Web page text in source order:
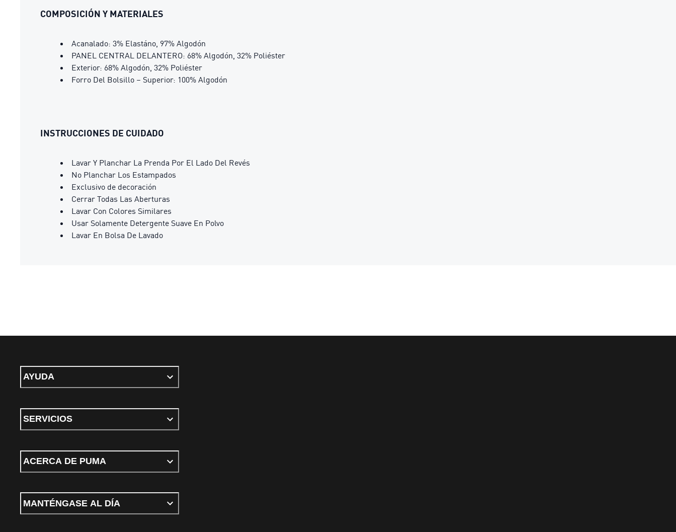
COMPOSICIÓN Y MATERIALES
Acanalado: 3% Elastáno, 97% Algodón
PANEL CENTRAL DELANTERO: 68% Algodón, 32% Poliéster
Exterior: 68% Algodón, 32% Poliéster
Forro Del Bolsillo – Superior: 100% Algodón
INSTRUCCIONES DE CUIDADO
Lavar Y Planchar La Prenda Por El Lado Del Revés
No Planchar Los Estampados
Exclusivo de decoración
Cerrar Todas Las Aberturas
Lavar Con Colores Similares
Usar Solamente Detergente Suave En Polvo
Lavar En Bolsa De Lavado
AYUDA
SERVICIOS
ACERCA DE PUMA
MANTÉNGASE AL DÍA